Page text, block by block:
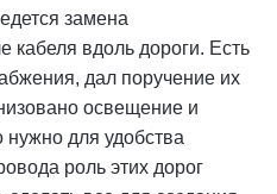
замена
кабеля вдоль дороги. Есть
дал поручение их
освещение и
нужно для удобства
роль этих дорог